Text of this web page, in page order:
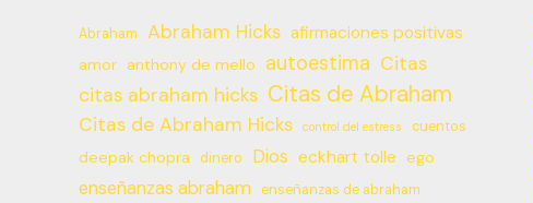
Abraham Abraham Hicks afirmaciones positivas
amor anthony de mello autoestima Citas
citas abraham hicks Citas de Abraham
Citas de Abraham Hicks control del estress cuentos
deepak chopra dinero Dios eckhart tolle ego
enseñanzas abraham enseñanzas de abraham